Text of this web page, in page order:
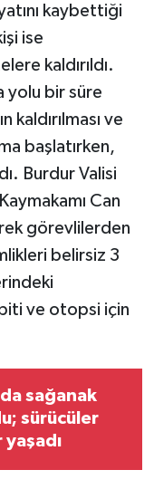
kaybettiği
ise
kaldırıldı.
yolu bir süre
kaldırılması ve
başlatırken,
Burdur Valisi
Can
görevlilerden
belirsiz 3
ve otopsi için
sağanak
sürücüler